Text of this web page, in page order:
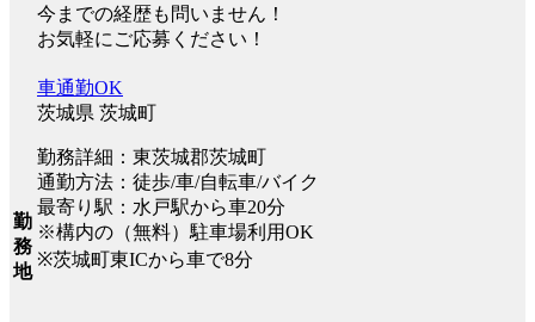
今までの経歴も問いません！
お気軽にご応募ください！
勤
務
地
車通勤OK
茨城県 茨城町
勤務詳細：東茨城郡茨城町
通勤方法：徒歩/車/自転車/バイク
最寄り駅：水戸駅から車20分
※構内の（無料）駐車場利用OK
※茨城町東ICから車で8分